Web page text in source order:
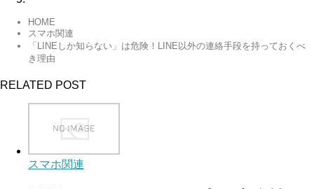
HOME
スマホ関連
「LINEしか知らない」は危険！LINE以外の連絡手段を持っておくべ
き理由
RELATED POST
スマホ関連